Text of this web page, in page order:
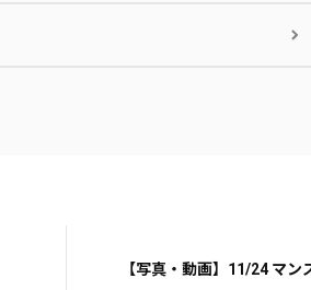
【写真・動画】11/24 マン